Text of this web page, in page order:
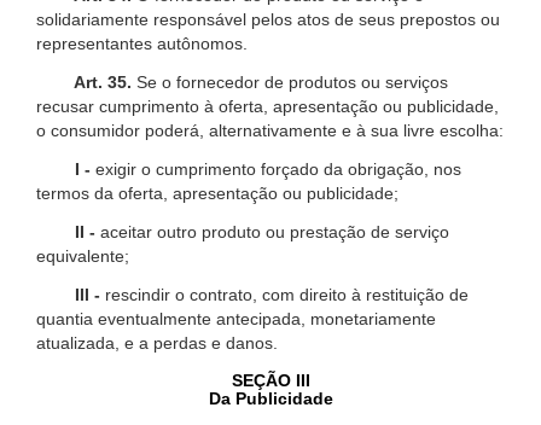
solidariamente responsável pelos atos de seus prepostos ou
representantes autônomos.
Art. 35. Se o fornecedor de produtos ou serviços
recusar cumprimento à oferta, apresentação ou publicidade,
o consumidor poderá, alternativamente e à sua livre escolha:
I - exigir o cumprimento forçado da obrigação, nos
termos da oferta, apresentação ou publicidade;
II - aceitar outro produto ou prestação de serviço
equivalente;
III - rescindir o contrato, com direito à restituição de
quantia eventualmente antecipada, monetariamente
atualizada, e a perdas e danos.
SEÇÃO III
Da Publicidade